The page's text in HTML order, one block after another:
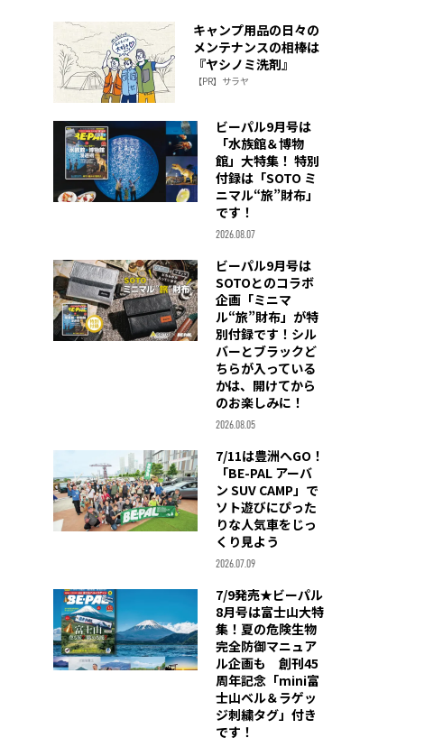
キャンプ用品の日々の
メンテナンスの相棒は
『ヤシノミ洗剤』
【PR】サラヤ
ビーパル9月号は
「水族館＆博物
館」大特集！ 特別
付録は「SOTO ミ
ニマル“旅”財布」
です！
2026.08.07
ビーパル9月号は
SOTOとのコラボ
企画「ミニマ
ル“旅”財布」が特
別付録です！シル
バーとブラックど
ちらが入っている
かは、開けてから
のお楽しみに！
2026.08.05
7/11は豊洲へGO！
「BE-PAL アーバ
ン SUV CAMP」で
ソト遊びにぴった
りな人気車をじっ
くり見よう
2026.07.09
7/9発売★ビーパル
8月号は富士山大特
集！夏の危険生物
完全防御マニュア
ル企画も 創刊45
周年記念「mini富
士山ベル＆ラゲッ
ジ刺繍タグ」付き
です！